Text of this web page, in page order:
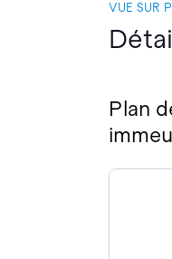
VUE SUR
Plan